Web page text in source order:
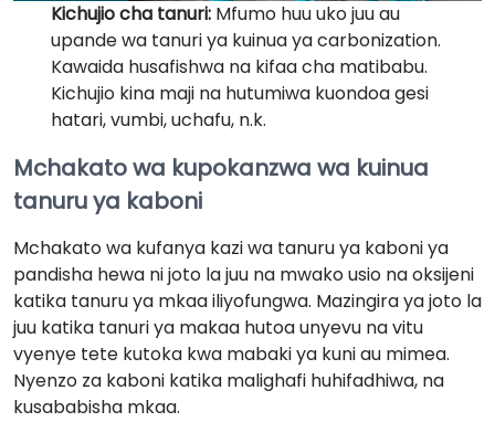
Kichujio cha tanuri: Mfumo huu uko juu au
upande wa tanuri ya kuinua ya carbonization.
Kawaida husafishwa na kifaa cha matibabu.
Kichujio kina maji na hutumiwa kuondoa gesi
hatari, vumbi, uchafu, n.k.
Mchakato wa kupokanzwa wa kuinua
tanuru ya kaboni
Mchakato wa kufanya kazi wa tanuru ya kaboni ya
pandisha hewa ni joto la juu na mwako usio na oksijeni
katika tanuru ya mkaa iliyofungwa. Mazingira ya joto la
juu katika tanuri ya makaa hutoa unyevu na vitu
vyenye tete kutoka kwa mabaki ya kuni au mimea.
Nyenzo za kaboni katika malighafi huhifadhiwa, na
kusababisha mkaa.